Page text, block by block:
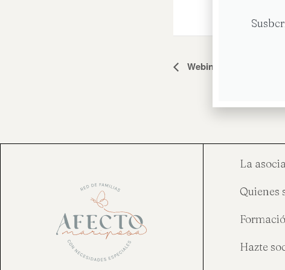
Navegación
Webinar CUME
La
Quienes
Hazte